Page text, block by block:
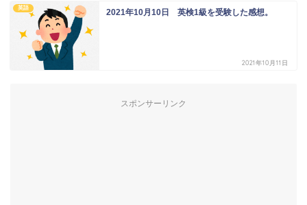
英語 2021年10月10日 英検1級を受験した感想。
2021年10月11日
スポンサーリンク